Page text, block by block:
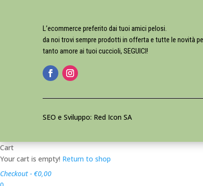
L’ecommerce preferito dai tuoi amici pelosi.
da noi trovi sempre prodotti in offerta e tutte le novità
tanto amore ai tuoi cuccioli, SEGUICI!
SEO e Sviluppo: Red Icon SA
Cart
Your cart is empty! Return to shop
Checkout - €0,00